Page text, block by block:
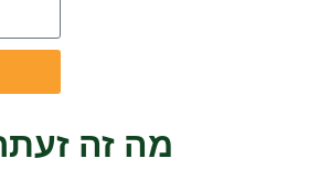
מה זה